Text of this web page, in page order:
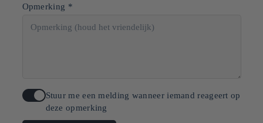
Opmerking *
Stuur me een melding wanneer iemand reageert op
deze opmerking